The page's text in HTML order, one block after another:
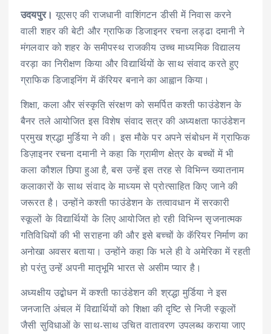
उदयपुर।यूएसए की राजधानी वाशिंगटन डीसी में निवास करने
वाली शहर की बेटी और ग्राफिक डिजाइनर रचना लड्ढा दमानी ने
मंगलवार को शहर के समीपस्थ राजकीय उच्च माध्यमिक विद्यालय
वरड़ा का निरीक्षण किया और विद्यार्थियों के साथ संवाद करते हुए
ग्राफिक डिजाइनिंग में कॅरियर बनाने का आह्वान किया।
शिक्षा, कला और संस्कृति संरक्षण को समर्पित कश्ती फाउंडेशन के
बैनर तले आयोजित इस विशेष संवाद सत्र की अध्यक्षता फाउंडेशन
प्रमुख श्रद्धा मुर्डिया ने की। इस मौके पर अपने संबोधन में ग्राफिक
डिज़ाइनर रचना दमानी ने कहा कि ग्रामीण क्षेत्र के बच्चों में भी
कला कौशल छिपा हुआ है, बस उन्हें इस तरह से विभिन्न ख्यातनाम
कलाकारों के साथ संवाद के माध्यम से प्रोत्साहित किए जाने की
जरूरत है। उन्होंने कश्ती फाउंडेशन के तत्वावधान में सरकारी
स्कूलों के विद्यार्थियों के लिए आयोजित हो रही विभिन्न सृजनात्मक
गतिविधियों की भी सराहना की और इसे बच्चों के कॅरियर निर्माण का
अनोखा अवसर बताया। उन्होंने कहा कि भले ही वे अमेरिका में रहती
हो परंतु उन्हें अपनी मातृभूमि भारत से असीम प्यार है।
अध्यक्षीय उद्बोधन में कश्ती फाउंडेशन की श्रद्धा मुर्डिया ने इस
जनजाति अंचल में विद्यार्थियों को शिक्षा की दृष्टि से निजी स्कूलों
जैसी सुविधाओं के साथ-साथ उचित वातावरण उपलब्ध कराया जाए